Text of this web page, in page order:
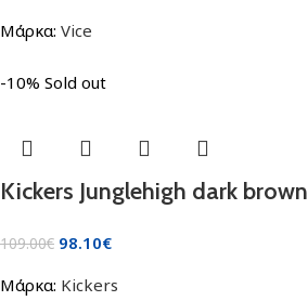
Μάρκα: Vice
-10% Sold out
Kickers Junglehigh dark brown
109.00€ 98.10€
Μάρκα: Kickers